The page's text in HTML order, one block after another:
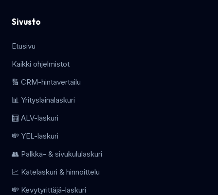
Sivusto
Etusivu
Kaikki ohjelmistot
🔢 CRM-hintavertailu
📊 Yrityslainalaskuri
🧮 ALV-laskuri
💸 YEL-laskuri
👥 Palkka- & sivukululaskuri
📈 Katelaskuri & hinnoittelu
💸 Kevytyrittäjä-laskuri